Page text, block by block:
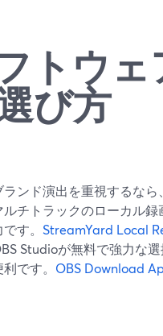
トウェ
び方
ンド演出を重視するな
チトラックのローカル録
す。 StreamYard Local
Studioが無料で強力な
です。 OBS Download